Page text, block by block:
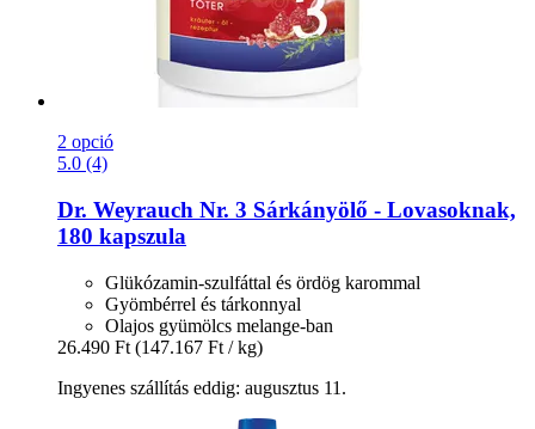
2 opció
5.0 (4)
Dr. Weyrauch Nr. 3 Sárkányölő -​ Lovasoknak,
180 kapszula
Glükózamin-szulfáttal és ördög karommal
Gyömbérrel és tárkonnyal
Olajos gyümölcs melange-ban
26.490 Ft (147.167 Ft / kg)
Ingyenes szállítás eddig: augusztus 11.